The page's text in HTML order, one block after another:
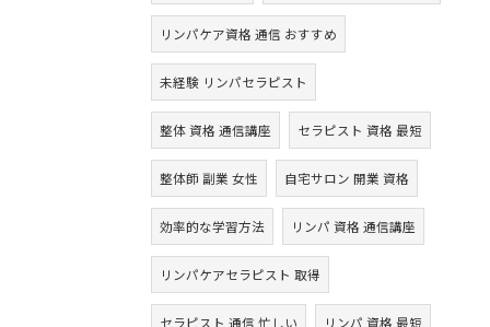
リンパケア資格 通信 おすすめ
未経験 リンパセラピスト
整体 資格 通信講座 セラピスト 資格 最短
整体師 副業 女性 自宅サロン 開業 資格
効率的な学習方法 リンパ 資格 通信講座
リンパケアセラピスト 取得
セラピスト 通信 忙しい リンパ 資格 最短